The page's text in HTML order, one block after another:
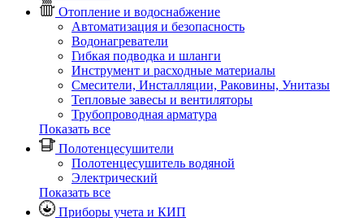
Отопление и водоснабжение
Автоматизация и безопасность
Водонагреватели
Гибкая подводка и шланги
Инструмент и расходные материалы
Смесители, Инсталляции, Раковины, Унитазы
Тепловые завесы и вентиляторы
Трубопроводная арматура
Показать все
Полотенцесушители
Полотенцесушитель водяной
Электрический
Показать все
Приборы учета и КИП